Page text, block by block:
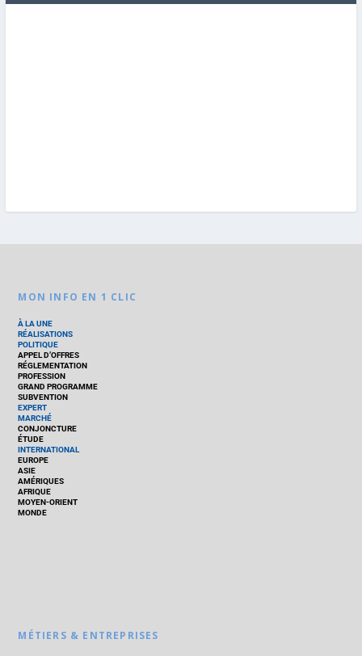
MON INFO EN 1 CLIC
À LA UNE
RÉALISATIONS
POLITIQUE
APPEL D’OFFRES
RÉGLEMENTATION
PROFESSION
GRAND PROGRAMME
SUBVENTION
EXPERT
MARCHÉ
CONJONCTURE
ÉTUDE
INTERNATIONAL
EUROPE
ASIE
AMÉRIQUES
AFRIQUE
MOYEN-ORIENT
MONDE
MÉTIERS & ENTREPRISES